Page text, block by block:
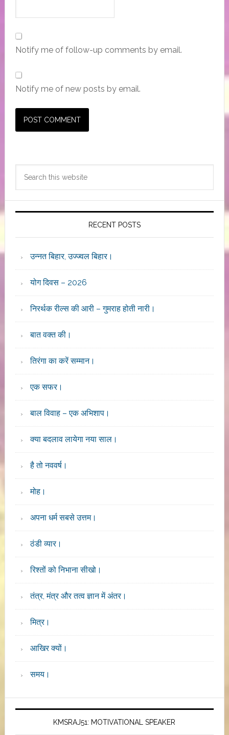
Notify me of follow-up comments by email.
Notify me of new posts by email.
Primary
Sidebar
RECENT POSTS
उन्नत बिहार, उज्ज्वल बिहार।
योग दिवस – 2026
निरर्थक रील्स की आरी – गुमराह होती नारी।
बात वक्त की।
तिरंगा का करें सम्मान।
एक सफर।
बाल विवाह – एक अभिशाप।
क्या बदलाव लायेगा नया साल।
है तो नववर्ष।
मोह।
अपना धर्म सबसे उत्तम।
ठंडी व्यार।
रिश्तों को निभाना सीखो।
तंत्र, मंत्र और तत्व ज्ञान में अंतर।
मित्र।
आखिर क्यों।
समय।
KMSRAJ51: MOTIVATIONAL SPEAKER